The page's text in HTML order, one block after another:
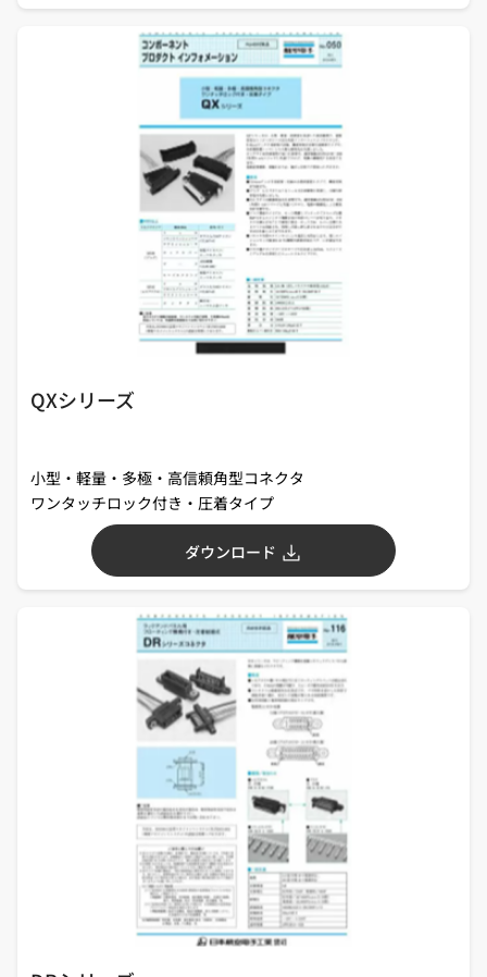
QXシリーズ
小型・軽量・多極・高信頼角型コネクタ
ワンタッチロック付き・圧着タイプ
ダウンロード